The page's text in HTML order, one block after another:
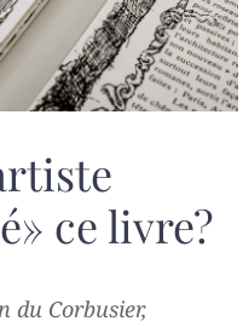
ce livre?
du Corbusier,